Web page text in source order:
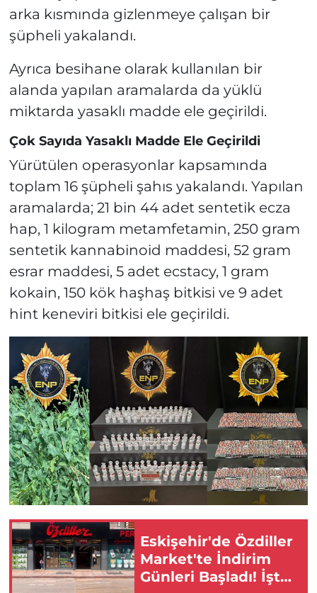
arka kısmında gizlenmeye çalışan bir
şüpheli yakalandı.
Ayrıca besihane olarak kullanılan bir
alanda yapılan aramalarda da yüklü
miktarda yasaklı madde ele geçirildi.
Çok Sayıda Yasaklı Madde Ele Geçirildi
Yürütülen operasyonlar kapsamında
toplam 16 şüpheli şahıs yakalandı. Yapılan
aramalarda; 21 bin 44 adet sentetik ecza
hap, 1 kilogram metamfetamin, 250 gram
sentetik kannabinoid maddesi, 52 gram
esrar maddesi, 5 adet ecstacy, 1 gram
kokain, 150 kök haşhaş bitkisi ve 9 adet
hint keneviri bitkisi ele geçirildi.
Eskişehir'de Özdiller
Market'te İndirim
Günleri Başladı! İşte